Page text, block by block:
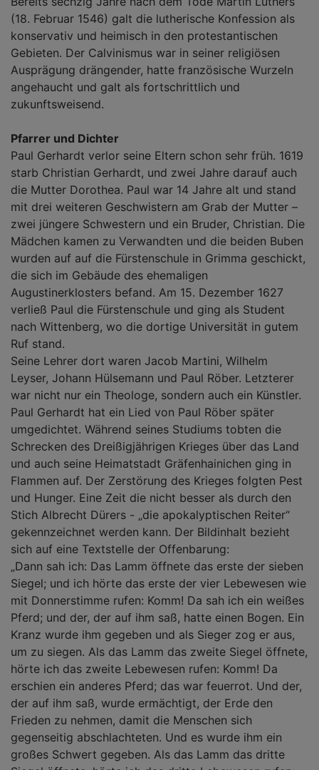
(18. Februar 1546) galt die lutherische Konfession als
konservativ und heimisch in den protestantischen
Gebieten. Der Calvinismus war in seiner religiösen
Ausprägung drängender, hatte französische Wurzeln
angehaucht und galt als fortschrittlich und
zukunftsweisend.
Pfarrer und Dichter
Paul Gerhardt verlor seine Eltern schon sehr früh. 1619
starb Christian Gerhardt, und zwei Jahre darauf auch
die Mutter Dorothea. Paul war 14 Jahre alt und stand
mit drei weiteren Geschwistern am Grab der Mutter –
zwei jüngere Schwestern und ein Bruder, Christian. Die
Mädchen kamen zu Verwandten und die beiden Buben
wurden auf auf die Fürstenschule in Grimma geschickt,
die sich im Gebäude des ehemaligen
Augustinerklosters befand. Am 15. Dezember 1627
verließ Paul die Fürstenschule und ging als Student
nach Wittenberg, wo die dortige Universität in gutem
Ruf stand.
Seine Lehrer dort waren Jacob Martini, Wilhelm
Leyser, Johann Hülsemann und Paul Röber. Letzterer
war nicht nur ein Theologe, sondern auch ein Künstler.
Paul Gerhardt hat ein Lied von Paul Röber später
umgedichtet. Während seines Studiums tobten die
Schrecken des Dreißigjährigen Krieges über das Land
und auch seine Heimatstadt Gräfenhainichen ging in
Flammen auf. Der Zerstörung des Krieges folgten Pest
und Hunger. Eine Zeit die nicht besser als durch den
Stich Albrecht Dürers - „die apokalyptischen Reiter“
gekennzeichnet werden kann. Der Bildinhalt bezieht
sich auf eine Textstelle der Offenbarung:
„Dann sah ich: Das Lamm öffnete das erste der sieben
Siegel; und ich hörte das erste der vier Lebewesen wie
mit Donnerstimme rufen: Komm! Da sah ich ein weißes
Pferd; und der, der auf ihm saß, hatte einen Bogen. Ein
Kranz wurde ihm gegeben und als Sieger zog er aus,
um zu siegen. Als das Lamm das zweite Siegel öffnete,
hörte ich das zweite Lebewesen rufen: Komm! Da
erschien ein anderes Pferd; das war feuerrot. Und der,
der auf ihm saß, wurde ermächtigt, der Erde den
Frieden zu nehmen, damit die Menschen sich
gegenseitig abschlachteten. Und es wurde ihm ein
großes Schwert gegeben. Als das Lamm das dritte